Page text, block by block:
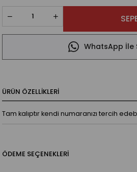
WhatsApp İle
ÜRÜN ÖZELLIKLERI
Tam kalıptır kendi numaranızı tercih
ÖDEME SEÇENEKLERI